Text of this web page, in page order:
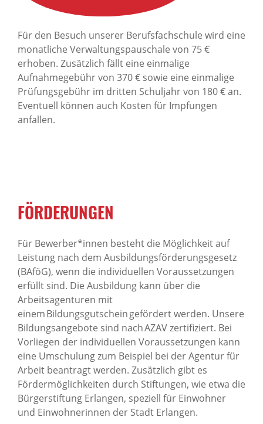
Für den Besuch unserer Berufsfachschule wird eine
monatliche Verwaltungspauschale von 75 €
erhoben. Zusätzlich fällt eine einmalige
Aufnahmegebühr von 370 € sowie eine einmalige
Prüfungsgebühr im dritten Schuljahr von 180 € an.
Eventuell können auch Kosten für Impfungen
anfallen.
FÖRDERUNGEN
Für Bewerber*innen besteht die Möglichkeit auf
Leistung nach dem Ausbildungsförderungsgesetz
(BAföG), wenn die individuellen Voraussetzungen
erfüllt sind. Die Ausbildung kann über die
Arbeitsagenturen mit
einem Bildungsgutschein gefördert werden. Unsere
Bildungsangebote sind nach AZAV zertifiziert. Bei
Vorliegen der individuellen Voraussetzungen kann
eine Umschulung zum Beispiel bei der Agentur für
Arbeit beantragt werden. Zusätzlich gibt es
Fördermöglichkeiten durch Stiftungen, wie etwa die
Bürgerstiftung Erlangen, speziell für Einwohner
und Einwohnerinnen der Stadt Erlangen.